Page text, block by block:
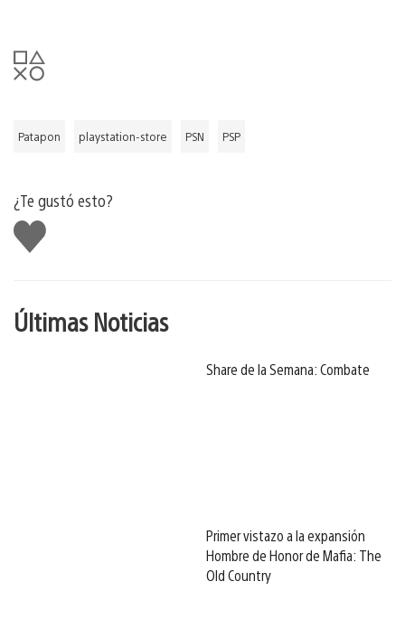
Patapon playstation-store PSN PSP
¿Te gustó esto?
Me
gusta
Últimas Noticias
Share de la Semana: Combate
Primer vistazo a la expansión
Hombre de Honor de Mafia: The
Old Country